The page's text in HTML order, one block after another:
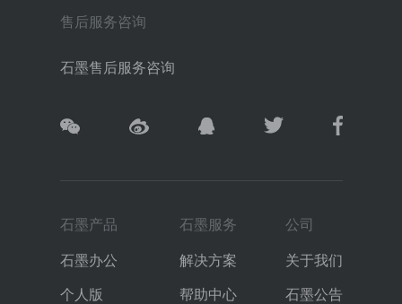
售后服务咨询
石墨售后服务咨询
石墨产品
石墨办公
个人版
石墨服务
解决方案
帮助中心
公司
关于我们
石墨公告